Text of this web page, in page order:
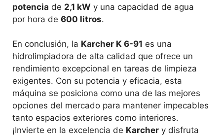
potencia de 2,1 kW y una capacidad de agua
por hora de 600 litros.
En conclusión, la Karcher K 6-91 es una
hidrolimpiadora de alta calidad que ofrece un
rendimiento excepcional en tareas de limpieza
exigentes. Con su potencia y eficacia, esta
máquina se posiciona como una de las mejores
opciones del mercado para mantener impecables
tanto espacios exteriores como interiores.
¡Invierte en la excelencia de Karcher y disfruta